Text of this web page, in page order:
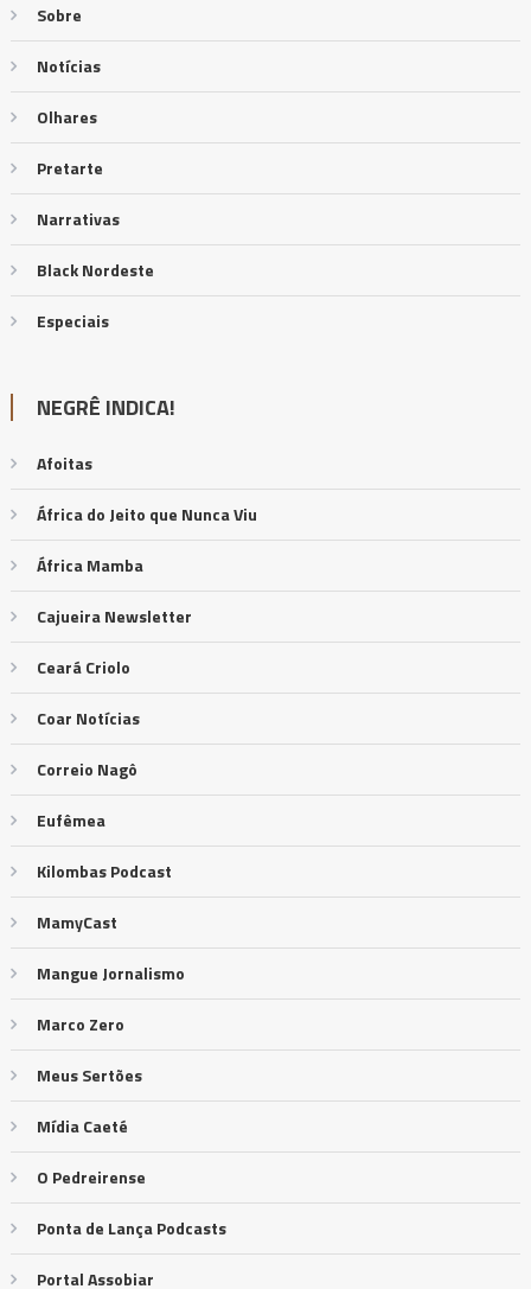
Sobre
Notícias
Olhares
Pretarte
Narrativas
Black Nordeste
Especiais
NEGRÊ INDICA!
Afoitas
África do Jeito que Nunca Viu
África Mamba
Cajueira Newsletter
Ceará Criolo
Coar Notícias
Correio Nagô
Eufêmea
Kilombas Podcast
MamyCast
Mangue Jornalismo
Marco Zero
Meus Sertões
Mídia Caeté
O Pedreirense
Ponta de Lança Podcasts
Portal Assobiar